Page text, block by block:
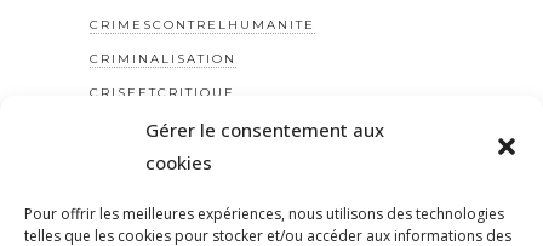
Gérer le consentement aux
cookies
Pour offrir les meilleures expériences, nous utilisons des technologies
telles que les cookies pour stocker et/ou accéder aux informations des
CRIMESCONTRELHUMANITE
CRIMINALISATION
CRISEETCRITIQUE
CRISTAL
CULTURE
DÉBAT